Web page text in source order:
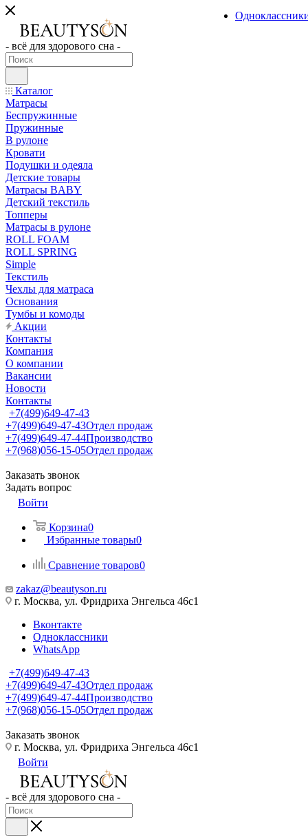
- всё для здорового сна -
Каталог
Матрасы
Беспружинные
Пружинные
В рулоне
Кровати
Подушки и одеяла
Детские товары
Матрасы BABY
Детский текстиль
Топперы
Матрасы в рулоне
ROLL FOAM
ROLL SPRING
Simple
Текстиль
Чехлы для матраса
Основания
Тумбы и комоды
Акции
Контакты
Компания
О компании
Вакансии
Новости
Контакты
+7(499)649-47-43
+7(499)649-47-43Отдел продаж
+7(499)649-47-44Производство
+7(968)056-15-05Отдел продаж
Заказать звонок
Задать вопрос
Войти
Корзина0
Избранные товары0
Сравнение товаров0
zakaz@beautyson.ru
г. Москва, ул. Фридриха Энгельса 46с1
Вконтакте
Одноклассники
WhatsApp
+7(499)649-47-43
+7(499)649-47-43Отдел продаж
+7(499)649-47-44Производство
+7(968)056-15-05Отдел продаж
Заказать звонок
г. Москва, ул. Фридриха Энгельса 46с1
Войти
- всё для здорового сна -